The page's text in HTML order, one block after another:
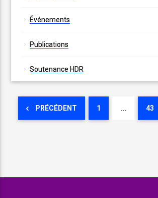
Événements
Publications
Soutenance HDR
PRÉCÉDENT 1 … 43